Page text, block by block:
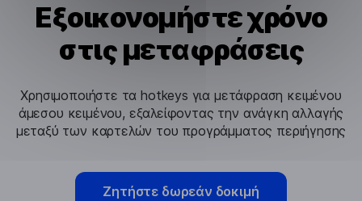
Εξοικονομήστε χρόνο
στις μεταφράσεις
Χρησιμοποιήστε τα hotkeys για μετάφραση κειμένου
άμεσου κειμένου, εξαλείφοντας την ανάγκη αλλαγής
μεταξύ των καρτελών του προγράμματος περιήγησης
Ζητήστε δωρεάν δοκιμή